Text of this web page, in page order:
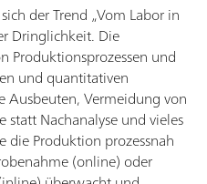
der Trend „Vom Labor in
Dringlichkeit. Die
Produktionsprozessen und
und quantitativen
Ausbeuten, Vermeidung von
statt Nachanalyse und vieles
die Produktion prozessnah
(online) oder